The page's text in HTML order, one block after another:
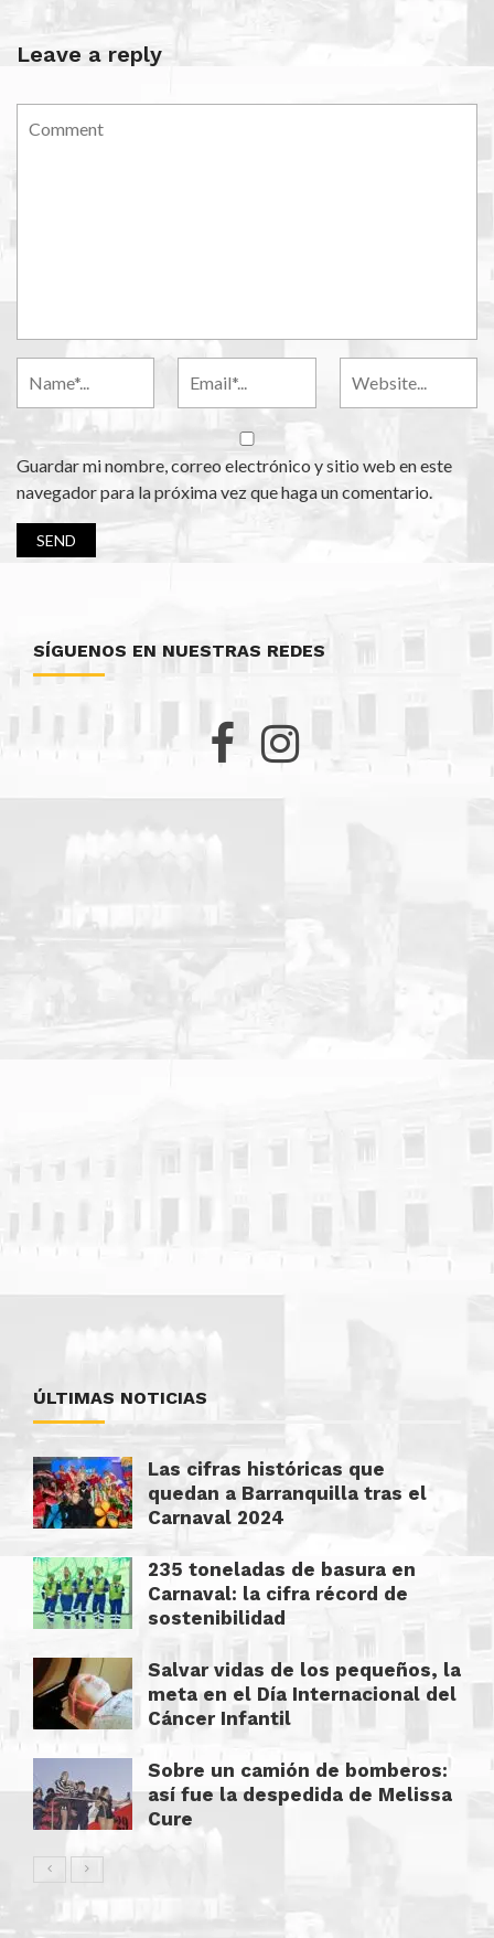
Leave a reply
Guardar mi nombre, correo electrónico y sitio web en este
navegador para la próxima vez que haga un comentario.
SÍGUENOS EN NUESTRAS REDES
ÚLTIMAS NOTICIAS
Las cifras históricas que
quedan a Barranquilla tras el
Carnaval 2024
235 toneladas de basura en
Carnaval: la cifra récord de
sostenibilidad
Salvar vidas de los pequeños, la
meta en el Día Internacional del
Cáncer Infantil
Sobre un camión de bomberos:
así fue la despedida de Melissa
Cure